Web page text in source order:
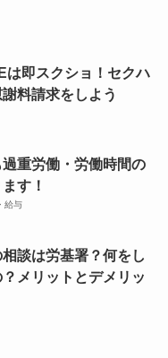
は即スクショ！セクハ
料請求をしよう
重労働・労働時間の
す！
給与
談は労基署？何をし
メリットとデメリッ